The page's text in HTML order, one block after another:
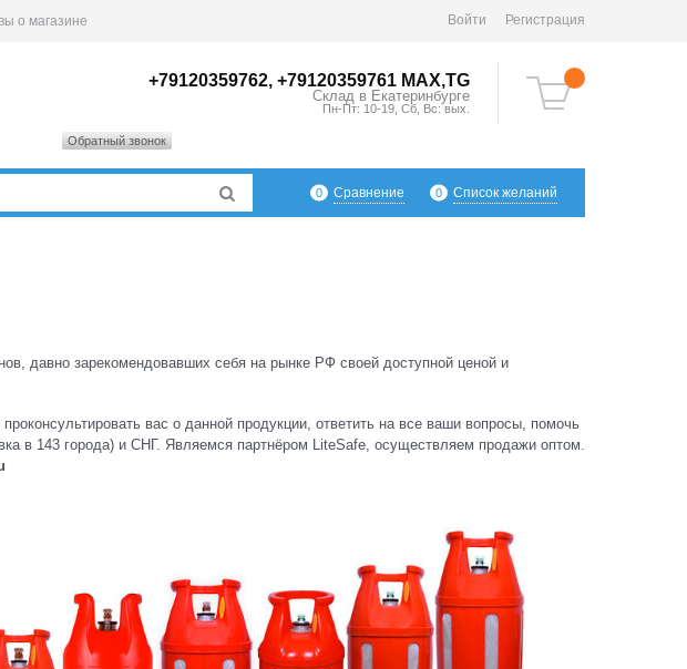
о магазине Войти Регистрация
+79120359762, +79120359761 MAX,TG
Склад в Екатеринбурге
Пн-Пт: 10-19, Сб, Вс: вых.
Обратный звонок
0 Сравнение 0 Список желаний
давно зарекомендовавших себя на рынке РФ своей доступной ценой и
вас о данной продукции, ответить на все ваши вопросы, помочь
в 143 города) и СНГ. Являемся партнёром LiteSafe, осуществляем продажи оптом.